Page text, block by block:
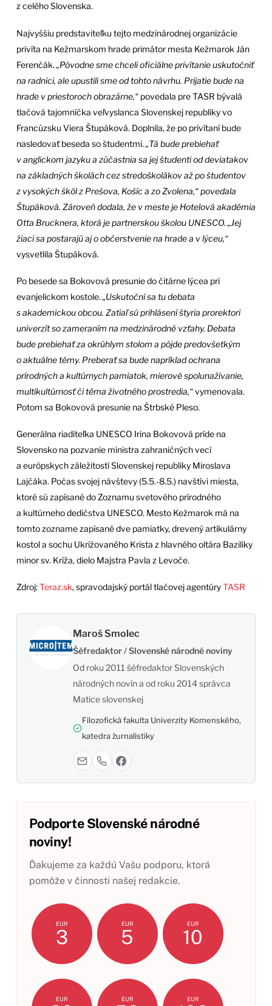
z celého Slovenska.
Najvyššiu predstaviteľku tejto medzinárodnej organizácie
privíta na Kežmarskom hrade primátor mesta Kežmarok Ján
Ferenčák. „Pôvodne sme chceli oficiálne privítanie uskutočniť
na radnici, ale upustili sme od tohto návrhu. Prijatie bude na
hrade v priestoroch obrazárne,“povedala pre TASR bývalá
tlačová tajomníčka veľvyslanca Slovenskej republiky vo
Francúzsku Viera Štupáková. Doplnila, že po privítaní bude
nasledovať beseda so študentmi. „Tá bude prebiehať
v anglickom jazyku a zúčastnia sa jej študenti od deviatakov
na základných školách cez stredoškolákov až po študentov
z vysokých škôl z Prešova, Košíc a zo Zvolena,“ povedala
Štupáková. Zároveň dodala, že v meste je Hotelová akadémia
Otta Brucknera, ktorá je partnerskou školou UNESCO. „Jej
žiaci sa postarajú aj o občerstvenie na hrade a v lýceu,“
vysvetlila Štupáková.
Po besede sa Bokovová presunie do čitárne lýcea pri
evanjelickom kostole. „Uskutoční sa tu debata
s akademickou obcou. Zatiaľ sú prihlásení štyria prorektori
univerzít so zameraním na medzinárodné vzťahy. Debata
bude prebiehať za okrúhlym stolom a pôjde predovšetkým
o aktuálne témy. Preberať sa bude napríklad ochrana
prírodných a kultúrnych pamiatok, mierové spolunažívanie,
multikultúrnosť či téma životného prostredia,“vymenovala.
Potom sa Bokovová presunie na Štrbské Pleso.
Generálna riaditeľka UNESCO Irina Bokovová príde na
Slovensko na pozvanie ministra zahraničných vecí
a európskych záležitostí Slovenskej republiky Miroslava
Lajčáka. Počas svojej návštevy (5.5.-8.5.) navštívi miesta,
ktoré sú zapísané do Zoznamu svetového prírodného
a kultúrneho dedičstva UNESCO. Mesto Kežmarok má na
tomto zozname zapísané dve pamiatky, drevený artikulárny
kostol a sochu Ukrižovaného Krista z hlavného oltára Baziliky
minor sv. Kríža, dielo Majstra Pavla z Levoče.
Zdroj:Teraz.sk, spravodajský portál tlačovej agentúryTASR
Maroš Smolec
Šéfredaktor / Slovenské národné noviny
Od roku 2011 šéfredaktor Slovenských
národných novín a od roku 2014 správca
Matice slovenskej
Filozofická fakulta Univerzity Komenského,
katedra žurnalistiky
Podporte Slovenské národné
noviny!
Ďakujeme za každú Vašu podporu, ktorá
pomôže v činnosti našej redakcie.
EUR
3
EUR
5
EUR
10
EUR EUR EUR